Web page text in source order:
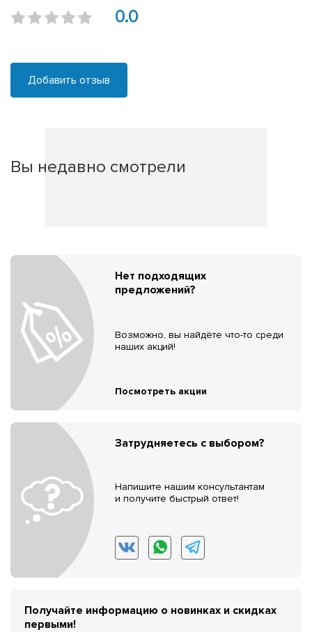
0.0
Добавить отзыв
Вы недавно смотрели
Нет подходящих
предложений?
Возможно, вы найдёте что-то среди
наших акций!
Посмотреть акции
Затрудняетесь с выбором?
Напишите нашим консультантам
и получите быстрый ответ!
Получайте информацию о новинках и скидках
первыми!